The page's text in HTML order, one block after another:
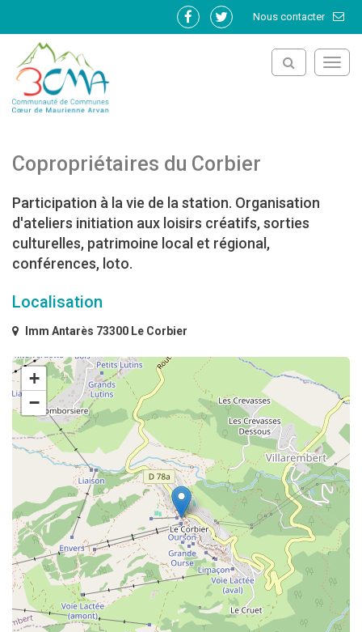
Nous contacter
Lien
Lien
Copropriétaires du Corbier
Participation à la vie de la station. Organisation
d'ateliers initiation aux loisirs créatifs, sorties
culturelles, patrimoine local et régional,
conférences, loto.
Localisation
Imm Antarès 73300 Le Corbier
+
−